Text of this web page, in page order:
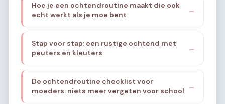
Hoe je een ochtendroutine maakt die ook
echt werkt als je moe bent
→
Stap voor stap: een rustige ochtend met
peuters en kleuters
→
De ochtendroutine checklist voor
moeders: niets meer vergeten voor school
→